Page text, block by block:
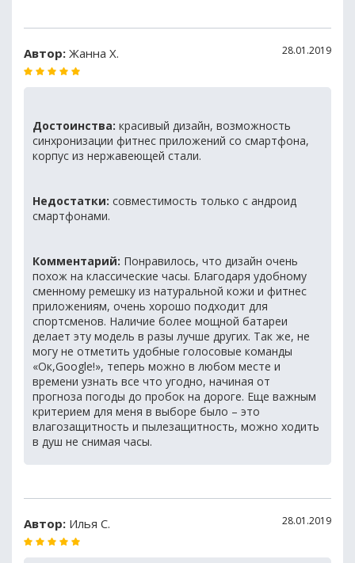
Автор: Жанна Х. 28.01.2019
Достоинства: красивый дизайн, возможность
синхронизации фитнес приложений со смартфона,
корпус из нержавеющей стали.
Недостатки: совместимость только с андроид
смартфонами.
Комментарий: Понравилось, что дизайн очень
похож на классические часы. Благодаря удобному
сменному ремешку из натуральной кожи и фитнес
приложениям, очень хорошо подходит для
спортсменов. Наличие более мощной батареи
делает эту модель в разы лучше других. Так же, не
могу не отметить удобные голосовые команды
«Ок,Google!», теперь можно в любом месте и
времени узнать все что угодно, начиная от
прогноза погоды до пробок на дороге. Еще важным
критерием для меня в выборе было – это
влагозащитность и пылезащитность, можно ходить
в душ не снимая часы.
Автор: Илья С. 28.01.2019